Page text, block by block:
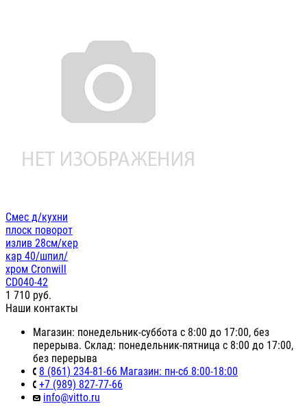
Смес д/кухни
плоск поворот
излив 28см/кер
кар 40/шпил/
хром Cronwill
CD040-42
1 710 руб.
Наши контакты
Магазин: понедельник-суббота с 8:00 до 17:00, без
перерыва. Склад: понедельник-пятница с 8:00 до 17:00,
без перерыва
8 (861) 234-81-66 Магазин: пн-сб 8:00-18:00
+7 (989) 827-77-66
info@vitto.ru